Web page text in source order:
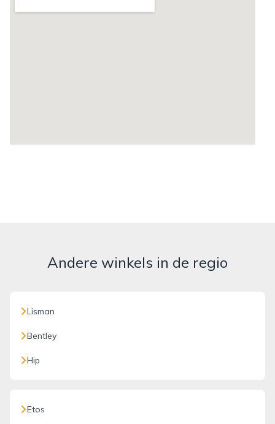
Andere winkels in de regio
Lisman
Bentley
Hip
Etos